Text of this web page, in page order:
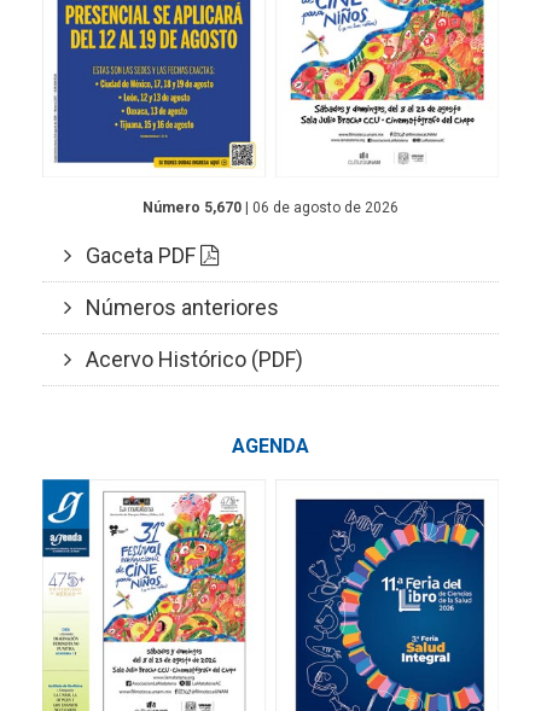
Número 5,670 | 06 de agosto de 2026
Gaceta PDF
Números anteriores
Acervo Histórico (PDF)
AGENDA